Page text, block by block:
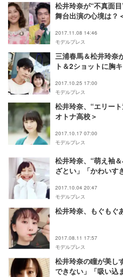
松井玲奈が“不真面
舞台出演の心境は？
2017.11.08 14:46
モデルプレス
三浦春馬＆松井玲奈
ト＆2ショットに胸
2017.10.25 17:00
モデルプレス
松井玲奈、“エリー
オトナ高校＞
2017.10.17 07:00
モデルプレス
松井玲奈、“萌え袖
ざとい」「かわいす
2017.10.04 20:47
モデルプレス
松井玲奈、もぐもぐ
2017.08.11 17:57
モデルプレス
松井玲奈の瞳が美し
できない」「吸い込